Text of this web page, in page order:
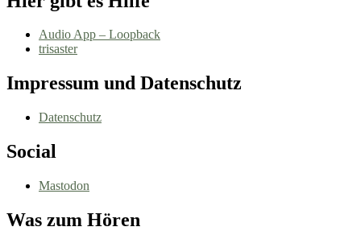
Audio App – Loopback
trisaster
Impressum und Datenschutz
Datenschutz
Social
Mastodon
Was zum Hören